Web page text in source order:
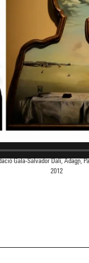
Gala-Salvador Dalí, Adagp,
2012